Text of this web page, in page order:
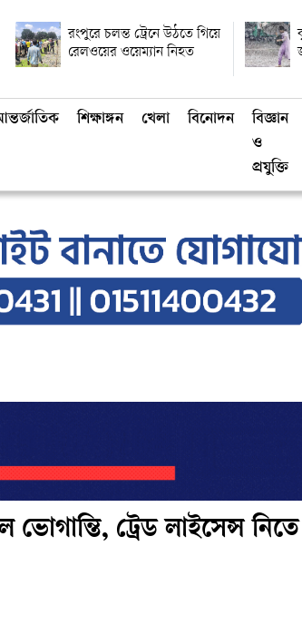
রংপুরে চলন্ত ট্রেনে উঠতে গিয়ে
রেলওয়ের ওয়েম্যান নিহত
শিক্ষাঙ্গন খেলা বিনোদন
বিজ্ঞান
ও
প্রযুক্তি
ট্রেড লাইসেন্স নিতে